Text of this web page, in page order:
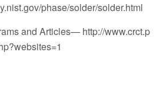
phase/solder/solder.html
and Articles— http://www.crct.p